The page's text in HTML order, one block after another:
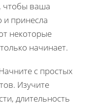
чтобы ваша
и принесла
некоторые
начинает.
с простых
Изучите
длительность